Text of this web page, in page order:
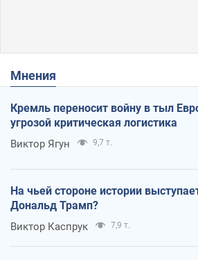
Мнения
Кремль переносит войну в тыл
угрозой критическая логистика
Виктор Ягун 9,7 т.
На чьей стороне истории
Дональд Трамп?
Виктор Каспрук 7,9 т.